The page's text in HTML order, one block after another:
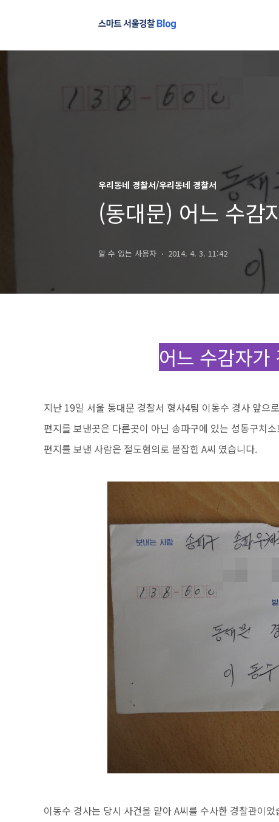
우리동네 경찰서/우리동네 경찰서
(동대문) 어느 수감
알 수 없는 사용자 2014. 4. 3. 11:42
어느 수감자가
지난 19일 서울 동대문 경찰서 형사4팀 이동수 경사 앞으
편지를 보낸곳은 다른곳이 아닌 송파구에 있는 성동구치
편지를 보낸 사람은 절도혐의로 붙잡힌 A씨 였습니다.
이동수 경사는 당시 사건을 맡아 A씨를 수사한 경찰관이었